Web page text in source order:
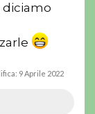
diciamo
9 Aprile 2022